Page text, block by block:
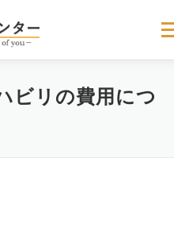
メ
由 お客様の声
ビリの費用につ